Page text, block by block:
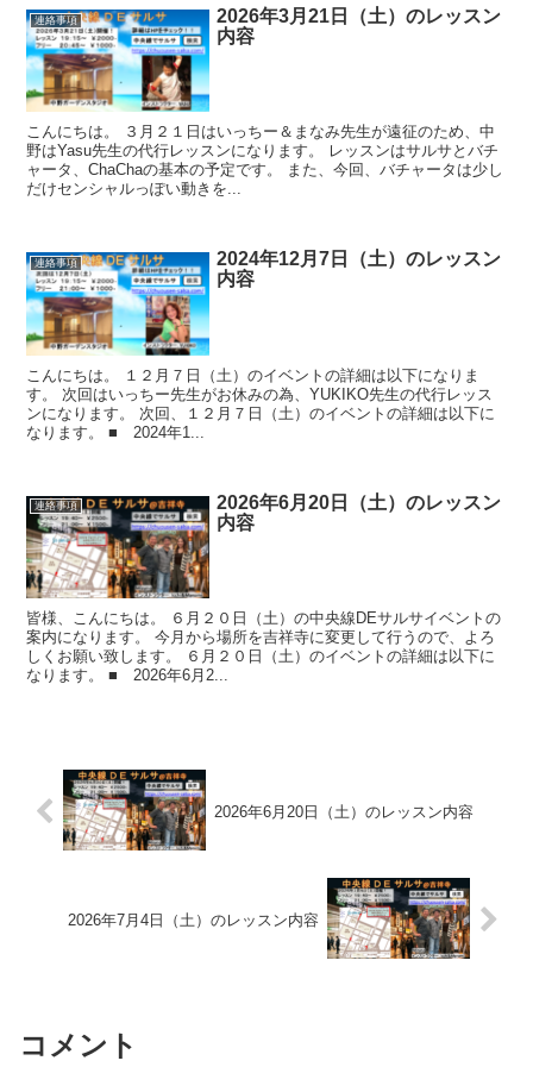
連絡事項
2026年3月21日（土）のレッスン
内容
こんにちは。 ３月２１日はいっちー＆まなみ先生が遠征のため、中
野はYasu先生の代行レッスンになります。 レッスンはサルサとバチ
ャータ、ChaChaの基本の予定です。 また、今回、バチャータは少し
だけセンシャルっぽい動きを...
連絡事項
2024年12月7日（土）のレッスン
内容
こんにちは。 １２月７日（土）のイベントの詳細は以下になりま
す。 次回はいっちー先生がお休みの為、YUKIKO先生の代行レッス
ンになります。 次回、１２月７日（土）のイベントの詳細は以下に
なります。 ■ 2024年1...
連絡事項
2026年6月20日（土）のレッスン
内容
皆様、こんにちは。 ６月２０日（土）の中央線DEサルサイベントの
案内になります。 今月から場所を吉祥寺に変更して行うので、よろ
しくお願い致します。 ６月２０日（土）のイベントの詳細は以下に
なります。 ■ 2026年6月2...
2026年6月20日（土）のレッスン内容
2026年7月4日（土）のレッスン内容
コメント